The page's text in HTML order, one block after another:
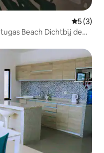
5 (3)
Beach Dichtbij de